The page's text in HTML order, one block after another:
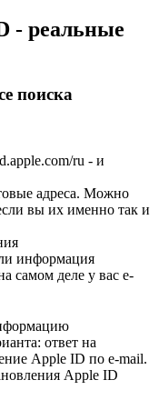
- реальные
поиска
ru - и
адреса. Можно
вы их именно так и
информация
самом деле у вас e-
ответ на
Apple ID по e-mail.
Apple ID